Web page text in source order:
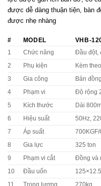
được dễ dàng thuận tiện, bàn
được nhẹ nhàng
# MODEL
VHB-
1
Chức năng
Đầu đột,
2
Phụ kiện
Kèm
3
Gia công
Bản
4
Phạm vi
Độ rộng
5
Kích thước
Dài
6
Hiệu suất
50Hz,
7
Áp suất
700KGF/
8
Gia lực
325 ton
9
Phạm vi cắt
Đồng và
10
Đầu uốn
11
Trọng lượng 270kg